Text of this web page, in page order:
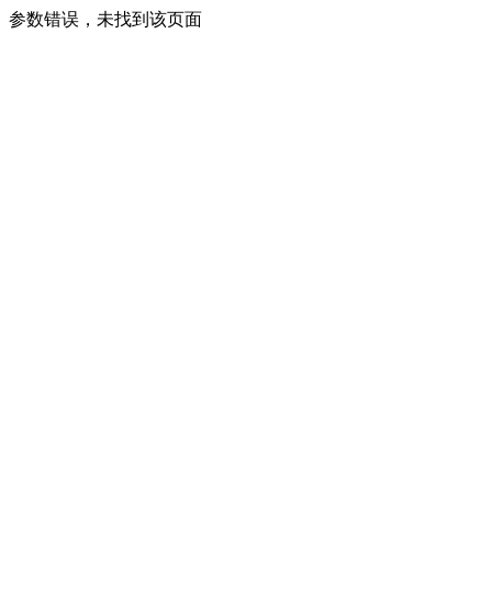
参数错误，未找到该页面